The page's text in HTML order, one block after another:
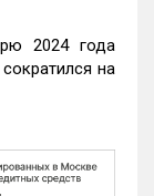
2024 года
на